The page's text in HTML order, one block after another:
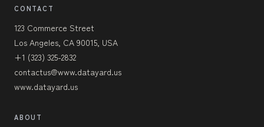
CONTACT
123 Commerce Street
Los Angeles, CA 90015, USA
+1 (323) 325-2832
contactus@www.datayard.us
www.datayard.us
ABOUT